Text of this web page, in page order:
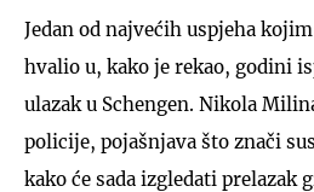
Jedan od najvećih uspjeha
hvalio u, kako je rekao, godini
ulazak u Schengen. Nikola
policije, pojašnjava što znači
kako će sada izgledati prelazak